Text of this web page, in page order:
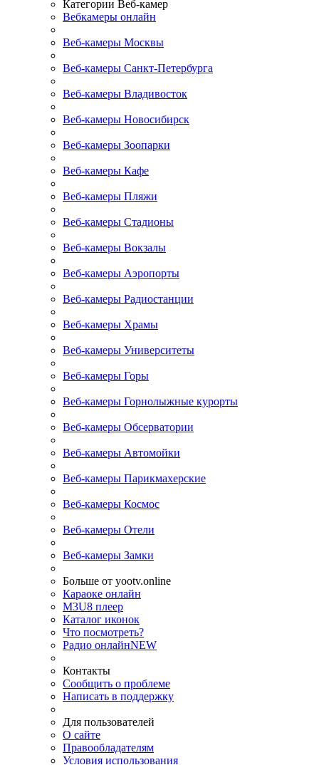
Категории Веб-камер
Вебкамеры онлайн
Веб-камеры Москвы
Веб-камеры Санкт-Петербурга
Веб-камеры Владивосток
Веб-камеры Новосибирск
Веб-камеры Зоопарки
Веб-камеры Кафе
Веб-камеры Пляжи
Веб-камеры Стадионы
Веб-камеры Вокзалы
Веб-камеры Аэропорты
Веб-камеры Радиостанции
Веб-камеры Храмы
Веб-камеры Университеты
Веб-камеры Горы
Веб-камеры Горнолыжные курорты
Веб-камеры Обсерватории
Веб-камеры Автомойки
Веб-камеры Парикмахерские
Веб-камеры Космос
Веб-камеры Отели
Веб-камеры Замки
Больше от yootv.online
Караоке онлайн
M3U8 плеер
Каталог иконок
Что посмотреть?
Радио онлайнNEW
Контакты
Сообщить о проблеме
Написать в поддержку
Для пользователей
О сайте
Правообладателям
Условия использования